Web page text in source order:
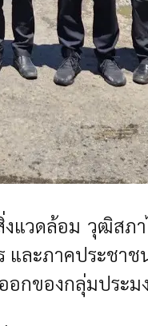
แวดล้อม วุฒิสภ
ละภาคประชาช
กของกลุ่มประ